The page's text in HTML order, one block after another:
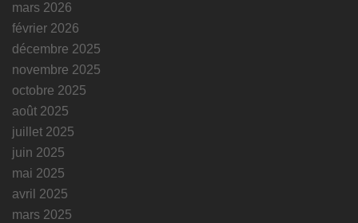
mars 2026
février 2026
décembre 2025
novembre 2025
octobre 2025
août 2025
juillet 2025
juin 2025
mai 2025
avril 2025
mars 2025